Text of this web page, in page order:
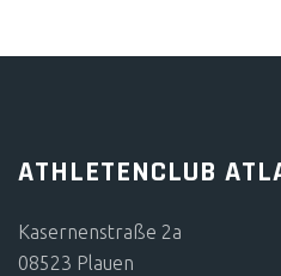
ATHLETENCLUB
Kasernenstraße 2a
08523 Plauen